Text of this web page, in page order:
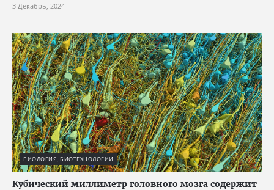
3 Декабрь, 2024
БИОЛОГИЯ, БИОТЕХНОЛОГИИ
Кубический миллиметр головного мозга содержит